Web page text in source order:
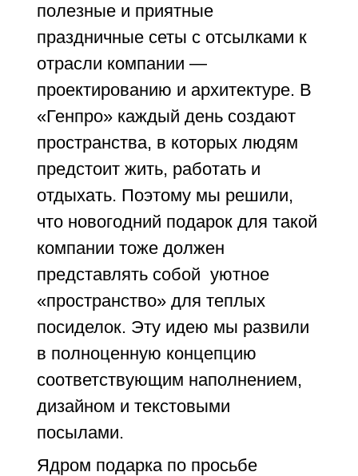
полезные и приятные
праздничные сеты с отсылками к
отрасли компании —
проектированию и архитектуре. В
«Генпро» каждый день создают
пространства, в которых людям
предстоит жить, работать и
отдыхать. Поэтому мы решили,
что новогодний подарок для такой
компании тоже должен
представлять собой уютное
«пространство» для теплых
посиделок. Эту идею мы развили
в полноценную концепцию
соответствующим наполнением,
дизайном и текстовыми
посылами.
Ядром подарка по просьбе